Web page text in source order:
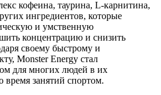
кофеина, таурина, L-карнитина,
ингредиентов, которые
и умственную
концентрацию и снизить
своему быстрому и
Monster Energy стал
для многих людей в их
занятий спортом.